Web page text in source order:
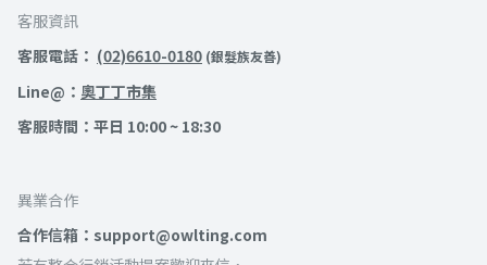
客服資訊
客服電話： (02)6610-0180 (銀髮族友善)
Line@： 奧丁丁市集
客服時間：平日 10:00 ~ 18:30
異業合作
合作信箱：support@owlting.com